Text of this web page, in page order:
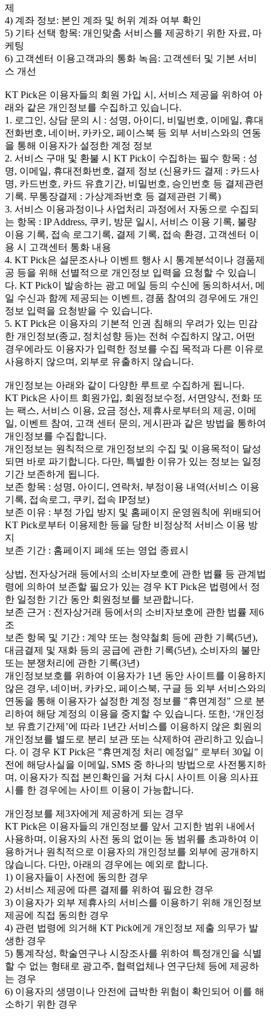
제
4) 계좌 정보: 본인 계좌 및 허위 계좌 여부 확인
5) 기타 선택 항목: 개인맞춤 서비스를 제공하기 위한 자료, 마
케팅
6) 고객센터 이용고객과의 통화 녹음: 고객센터 및 기본 서비
스 개선
KT Pick은 이용자들의 회원 가입 시, 서비스 제공을 위하여 아
래와 같은 개인정보를 수집하고 있습니다.
1. 로그인, 상담 문의 시 : 성명, 아이디, 비밀번호, 이메일, 휴대
전화번호, 네이버, 카카오, 페이스북 등 외부 서비스와의 연동
을 통해 이용자가 설정한 계정 정보
2. 서비스 구매 및 환불 시 KT Pick이 수집하는 필수 항목 : 성
명, 이메일, 휴대전화번호, 결제 정보 (신용카드 결제 : 카드사
명, 카드번호, 카드 유효기간, 비밀번호, 승인번호 등 결제관련
기록. 무통장결제 : 가상계좌번호 등 결제관련 기록)
3. 서비스 이용과정이나 사업처리 과정에서 자동으로 수집되
는 항목 : IP Address, 쿠키, 방문 일시, 서비스 이용 기록, 불량
이용 기록, 접속 로그기록, 결제 기록, 접속 환경, 고객센터 이
용 시 고객센터 통화 내용
4. KT Pick은 설문조사나 이벤트 행사 시 통계분석이나 경품제
공 등을 위해 선별적으로 개인정보 입력을 요청할 수 있습니
다. KT Pick이 발송하는 광고 메일 등의 수신에 동의하셔서, 메
일 수신과 함께 제공되는 이벤트, 경품 참여의 경우에도 개인
정보 입력을 요청받을 수 있습니다.
5. KT Pick은 이용자의 기본적 인권 침해의 우려가 있는 민감
한 개인정보(종교, 정치성향 등)는 전혀 수집하지 않고, 어떤
경우에라도 이용자가 입력한 정보를 수집 목적과 다른 이유로
사용하지 않으며, 외부로 유출하지 않습니다.
개인정보는 아래와 같이 다양한 루트로 수집하게 됩니다.
KT Pick은 사이트 회원가입, 회원정보수정, 서면양식, 전화 또
는 팩스, 서비스 이용, 요금 정산, 제휴사로부터의 제공, 이메
일, 이벤트 참여, 고객 센터 문의, 게시판과 같은 방법을 통하여
개인정보를 수집합니다.
개인정보는 원칙적으로 개인정보의 수집 및 이용목적이 달성
되면 바로 파기합니다. 다만, 특별한 이유가 있는 정보는 일정
기간 보존하게 됩니다.
보존 항목 : 성명, 아이디, 연락처, 부정이용 내역(서비스 이용
기록, 접속로그, 쿠키, 접속 IP정보)
보존 이유 : 부정 가입 방지 및 홈페이지 운영원칙에 위배되어
KT Pick로부터 이용제한 등을 당한 비정상적 서비스 이용 방
지
보존 기간 : 홈페이지 폐쇄 또는 영업 종료시
상법, 전자상거래 등에서의 소비자보호에 관한 법률 등 관계법
령에 의하여 보존할 필요가 있는 경우 KT Pick은 법령에서 정
한 일정한 기간 동안 회원정보를 보관합니다.
보존 근거 : 전자상거래 등에서의 소비자보호에 관한 법률 제6
조
보존 항목 및 기간 : 계약 또는 청약철회 등에 관한 기록(5년),
대금결제 및 재화 등의 공급에 관한 기록(5년), 소비자의 불만
또는 분쟁처리에 관한 기록(3년)
개인정보보호를 위하여 이용자가 1년 동안 사이트를 이용하지
않은 경우, 네이버, 카카오, 페이스북, 구글 등 외부 서비스와의
연동을 통해 이용자가 설정한 계정 정보를 "휴면계정" 으로 분
리하여 해당 계정의 이용을 중지할 수 있습니다. 또한, ‘개인정
보 유효기간제’에 따라 1년간 서비스를 이용하지 않은 회원의
개인정보를 별도로 분리 보관 또는 삭제하여 관리하고 있습니
다. 이 경우 KT Pick은 "휴면계정 처리 예정일" 로부터 30일 이
전에 해당사실을 이메일, SMS 중 하나의 방법으로 사전통지하
며, 이용자가 직접 본인확인을 거쳐 다시 사이트 이용 의사표
시를 한 경우에는 사이트 이용이 가능합니다.
개인정보를 제3자에게 제공하게 되는 경우
KT Pick은 이용자들의 개인정보를 앞서 고지한 범위 내에서
사용하며, 이용자의 사전 동의 없이는 동 범위를 초과하여 이
용하거나 원칙적으로 이용자의 개인정보를 외부에 공개하지
않습니다. 다만, 아래의 경우에는 예외로 합니다.
1) 이용자들이 사전에 동의한 경우
2) 서비스 제공에 따른 결제를 위하여 필요한 경우
3) 이용자가 외부 제휴사의 서비스를 이용하기 위해 개인정보
제공에 직접 동의한 경우
4) 관련 법령에 의거해 KT Pick에게 개인정보 제출 의무가 발
생한 경우
5) 통계작성, 학술연구나 시장조사를 위하여 특정개인을 식별
할 수 없는 형태로 광고주, 협력업체나 연구단체 등에 제공하
는 경우
6) 이용자의 생명이나 안전에 급박한 위험이 확인되어 이를 해
소하기 위한 경우